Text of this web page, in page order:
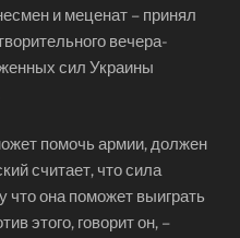
и меценат – принял
вечера-
сил Украины
помочь армии, должен
считает, что сила
что она поможет выиграть
этого, говорит он, –